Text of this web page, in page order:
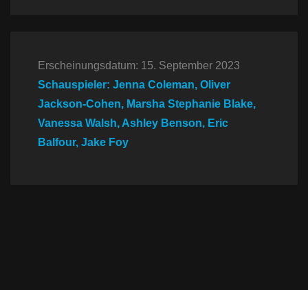
Erscheinungsdatum: 15. September 2023
Schauspieler: Jenna Coleman, Oliver
Jackson-Cohen, Marsha Stephanie Blake,
Vanessa Walsh, Ashley Benson, Eric
Balfour, Jake Foy